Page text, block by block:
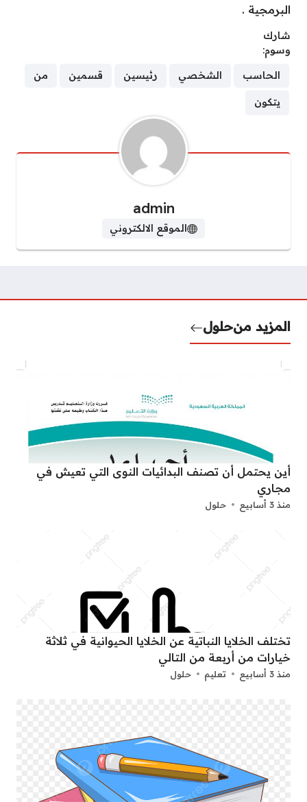
البرمجية .
شارك
وسوم:
الحاسب الشخصي رئيسين قسمين من
يتكون
admin
الموقع الالكتروني
المزيد منحلول
أين يحتمل أن تصنف البدائيات النوى التي تعيش في
مجاري
منذ 3 أسابيع حلول
تختلف الخلايا النباتية عن الخلايا الحيوانية في ثلاثة
خيارات من أربعة من التالي
منذ 3 أسابيع تعليم حلول